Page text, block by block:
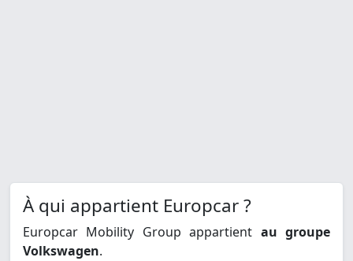
À qui appartient Europcar ?
Europcar Mobility Group appartient au groupe
Volkswagen.